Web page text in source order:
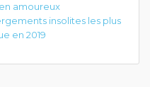
amoureux
insolites les plus
en 2019